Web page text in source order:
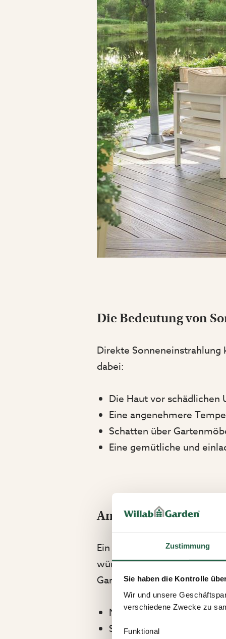
Zustimmung
Sie haben die Kontrolle
Wir und unsere
verschiedene Zwecke zu
Funktional
Die Bedeutung von
Direkte Sonneneinstrahlung
dabei:
Die Haut vor schädlichen
Eine angenehmere
Schatten über
Eine gemütliche und
Ampelschirme –
Ein Ampelschirm ist eine
wünschen. Da der Schirm
Gartenmöbel frei platziert
Neigungsverstellbar für
Stabile und robuste